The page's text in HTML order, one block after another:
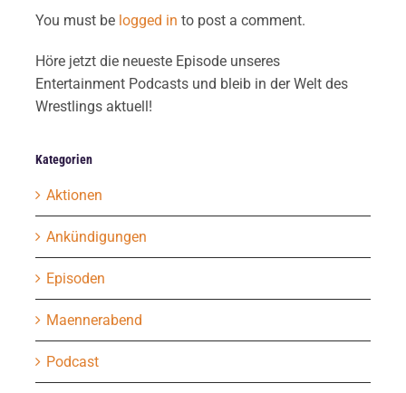
You must be logged in to post a comment.
Höre jetzt die neueste Episode unseres
Entertainment Podcasts und bleib in der Welt des
Wrestlings aktuell!
Kategorien
Aktionen
Ankündigungen
Episoden
Maennerabend
Podcast